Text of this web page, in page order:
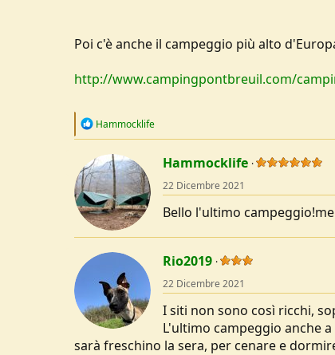
Poi c'è anche il campeggio più alto
http://www.campingpontbreuil.com/
R
c
t
i
o
n
s
:
Hammocklife
Hammocklife
22 Dicembre 2021
Bello l'ultimo
Rio2019
22 Dicembre 2021
I siti non sono così ricchi,
L'ultimo campeggio anche
sarà freschino la sera, per cenare e